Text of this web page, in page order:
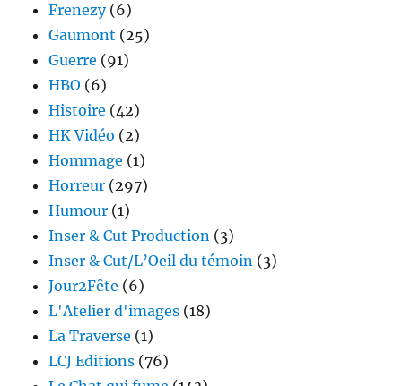
Frenezy(6)
Gaumont (25)
Guerre (91)
HBO (6)
Histoire (42)
HK Vidéo (2)
Hommage (1)
Horreur (297)
Humour (1)
Inser & Cut Production (3)
Inser & Cut/L’Oeil du témoin (3)
Jour2Fête (6)
L'Atelier d'images (18)
La Traverse (1)
LCJ Editions (76)